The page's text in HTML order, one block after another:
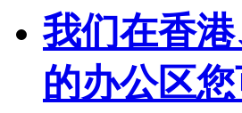
我们在香
的办公区